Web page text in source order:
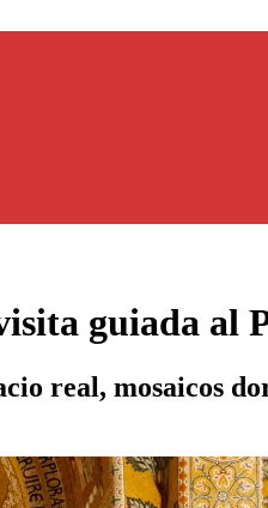
guiada al
real, mosaicos